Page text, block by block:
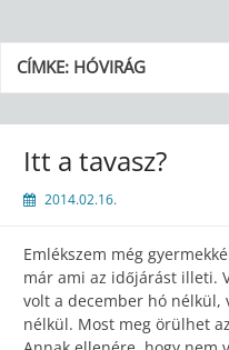
CÍMKE: HÓVIRÁG
Itt a tavasz?
2014.02.16.
Emlékszem még
már ami az időjárást illeti.
volt a december hó nélkül,
nélkül. Most meg örülhet